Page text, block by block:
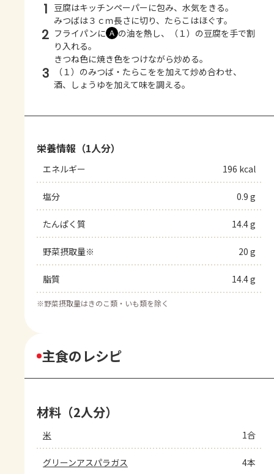
1 豆腐はキッチンペーパーに包み、水気をきる。
みつばは３ｃｍ長さに切り、たらこはほぐす。
2 フライパンに Ａ の油を熱し、（１）の豆腐を手で割
り入れる。
きつね色に焼き色をつけながら炒める。
3
（１）のみつば・たらこをを加えて炒め合わせ、
酒、しょうゆを加えて味を調える。
栄養情報（1人分）
エネルギー 196 kcal
塩分 0.9 g
たんぱく質 14.4 g
野菜摂取量※ 20 g
脂質 14.4 g
※野菜摂取量はきのこ類・いも類を除く
主食のレシピ
材料（2人分）
米 1合
グリーンアスパラガス 4本